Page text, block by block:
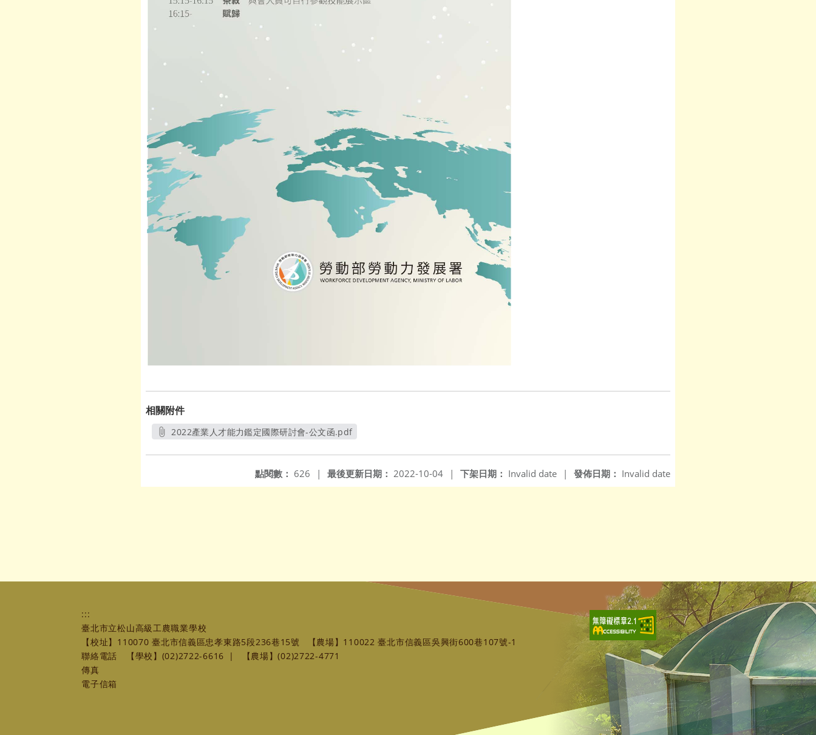
相關附件
2022產業人才能力鑑定國際研討會-公文函.pdf
發佈日期： Invalid date
下架日期： Invalid date |
最後更新日期： 2022-10-04 |
點閱數： 626 |
:::
臺北市立松山高級工農職業學校
【校址】110070 臺北市信義區忠孝東路5段236巷15號
【農場】110022 臺北市信義區吳興街600巷107號-1
聯絡電話
【學校】(02)2722-6616 |
【農場】(02)2722-4771
傳真
電子信箱